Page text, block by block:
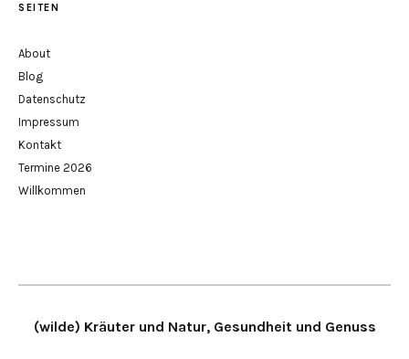
SEITEN
About
Blog
Datenschutz
Impressum
Kontakt
Termine 2026
Willkommen
(wilde) Kräuter und Natur, Gesundheit und Genuss